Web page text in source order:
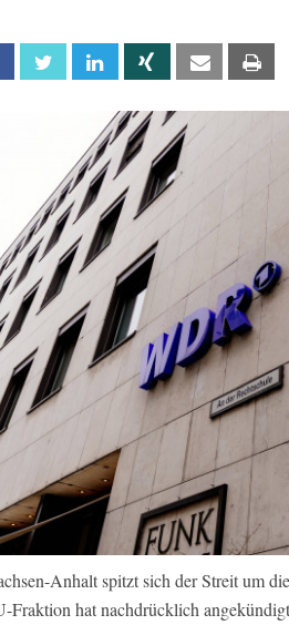
Facebook Twitter Linkedin Xing Email
Anhalt spitzt sich der Streit um
Fraktion hat nachdrücklich